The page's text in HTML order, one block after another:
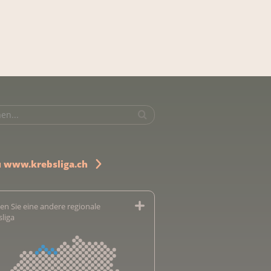
www.krebsliga.ch
Sie eine andere regionale